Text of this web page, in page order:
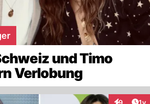
und Timo
Verlobung
9 1y